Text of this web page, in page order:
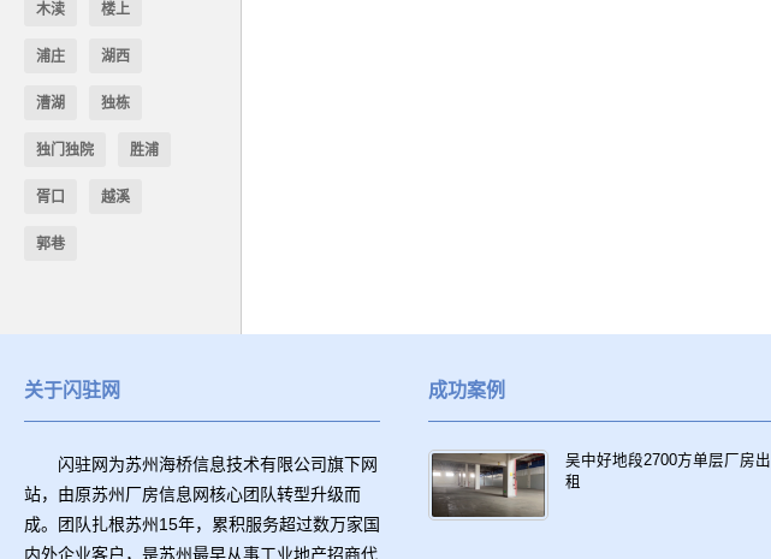
木渎 楼上
浦庄 湖西
漕湖 独栋
独门独院 胜浦
胥口 越溪
郭巷
关于闪驻网
闪驻网为苏州海桥信息技术有限公司旗下网
站，由原苏州厂房信息网核心团队转型升级而
成。团队扎根苏州15年，累积服务超过数万家国
内外企业客户，是苏州最早从事工业地产招商代
成功案例
吴中好地段2700方单层厂房出
租